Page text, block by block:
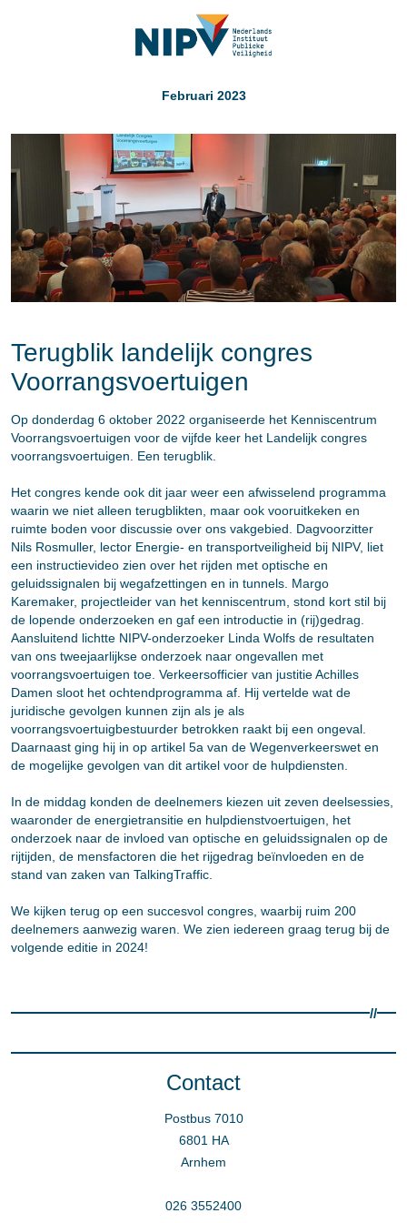
Februari 2023
Terugblik landelijk congres
Voorrangsvoertuigen
Op donderdag 6 oktober 2022 organiseerde het Kenniscentrum
Voorrangsvoertuigen voor de vijfde keer het Landelijk congres
voorrangsvoertuigen. Een terugblik.
Het congres kende ook dit jaar weer een afwisselend programma
waarin we niet alleen terugblikten, maar ook vooruitkeken en
ruimte boden voor discussie over ons vakgebied. Dagvoorzitter
Nils Rosmuller, lector Energie- en transportveiligheid bij NIPV, liet
een instructievideo zien over het rijden met optische en
geluidssignalen bij wegafzettingen en in tunnels. Margo
Karemaker, projectleider van het kenniscentrum, stond kort stil bij
de lopende onderzoeken en gaf een introductie in (rij)gedrag.
Aansluitend lichtte NIPV-onderzoeker Linda Wolfs de resultaten
van ons tweejaarlijkse onderzoek naar ongevallen met
voorrangsvoertuigen toe. Verkeersofficier van justitie Achilles
Damen sloot het ochtendprogramma af. Hij vertelde wat de
juridische gevolgen kunnen zijn als je als
voorrangsvoertuigbestuurder betrokken raakt bij een ongeval.
Daarnaast ging hij in op artikel 5a van de Wegenverkeerswet en
de mogelijke gevolgen van dit artikel voor de hulpdiensten.
In de middag konden de deelnemers kiezen uit zeven deelsessies,
waaronder de energietransitie en hulpdienstvoertuigen, het
onderzoek naar de invloed van optische en geluidssignalen op de
rijtijden, de mensfactoren die het rijgedrag beïnvloeden en de
stand van zaken van TalkingTraffic.
We kijken terug op een succesvol congres, waarbij ruim 200
deelnemers aanwezig waren. We zien iedereen graag terug bij de
volgende editie in 2024!
//
Contact
Postbus 7010
6801 HA
Arnhem
026 3552400